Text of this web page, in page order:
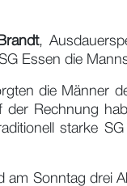
,
Essen die
die Männer
Rechnung
starke
Sonntag drei